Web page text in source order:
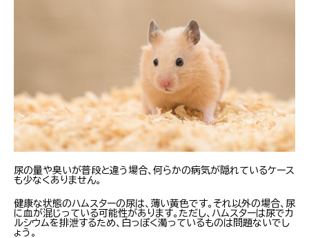
尿の量や臭いが普段と違う場合、何らかの病気が隠れているケース
も少なくありません。
健康な状態のハムスターの尿は、薄い黄色です。それ以外の場合、尿
に血が混じっている可能性があります。ただし、ハムスターは尿でカ
ルシウムを排泄するため、白っぽく濁っているものは問題ないでし
ょう。